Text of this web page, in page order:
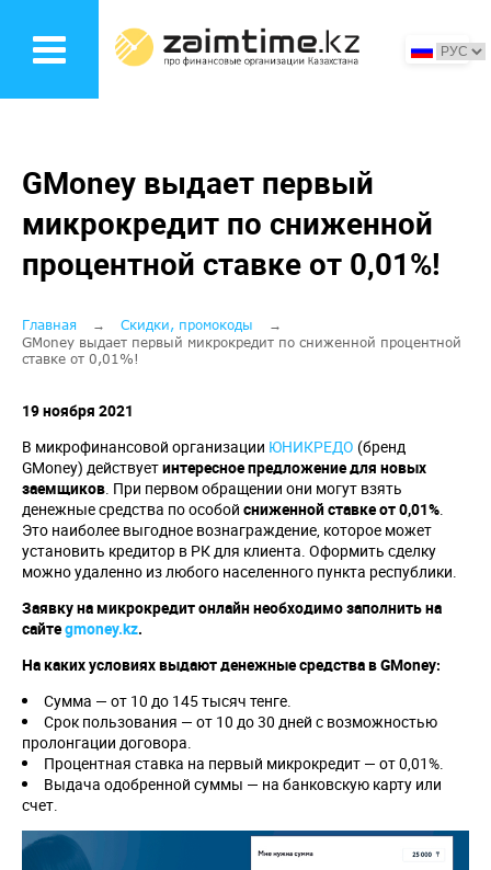
основному
GMoney выдает первый
микрокредит по сниженной
процентной ставке от 0,01%!
Строка
навигации
Главная
Скидки, промокоды
GMoney выдает первый микрокредит по сниженной процентной
ставке от 0,01%!
19 ноября 2021
В микрофинансовой организации ЮНИКРЕДО (бренд
GMoney) действуетинтересное предложение для новых
заемщиков. При первом обращении они могут взять
денежные средства по особой сниженной ставке от 0,01%.
Это наиболее выгодное вознаграждение, которое может
установить кредитор в РК для клиента. Оформить сделку
можно удаленно из любого населенного пункта республики.
Заявку на микрокредит онлайн необходимо заполнить на
сайтеgmoney.kz.
На каких условиях выдают денежные средства вGMoney:
Сумма — от 10 до 145 тысяч тенге.
Срок пользования — от 10 до 30 дней с возможностью
пролонгации договора.
Процентная ставка на первый микрокредит — от 0,01%.
Выдача одобренной суммы — на банковскую карту или
счет.